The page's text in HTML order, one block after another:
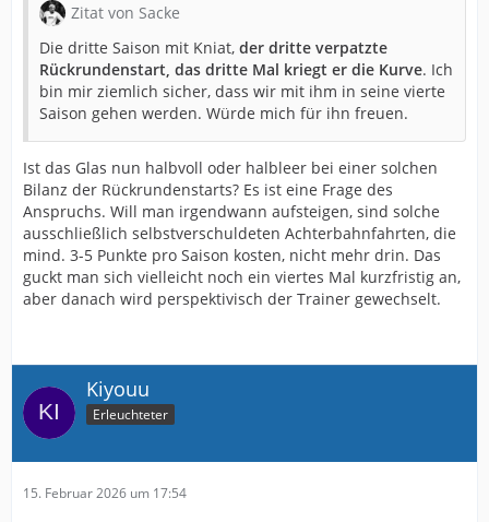
Zitat von Sacke
Die dritte Saison mit Kniat, der dritte verpatzte
Rückrundenstart, das dritte Mal kriegt er die Kurve. Ich
bin mir ziemlich sicher, dass wir mit ihm in seine vierte
Saison gehen werden. Würde mich für ihn freuen.
Ist das Glas nun halbvoll oder halbleer bei einer solchen
Bilanz der Rückrundenstarts? Es ist eine Frage des
Anspruchs. Will man irgendwann aufsteigen, sind solche
ausschließlich selbstverschuldeten Achterbahnfahrten, die
mind. 3-5 Punkte pro Saison kosten, nicht mehr drin. Das
guckt man sich vielleicht noch ein viertes Mal kurzfristig an,
aber danach wird perspektivisch der Trainer gewechselt.
Kiyouu
Erleuchteter
15. Februar 2026 um 17:54